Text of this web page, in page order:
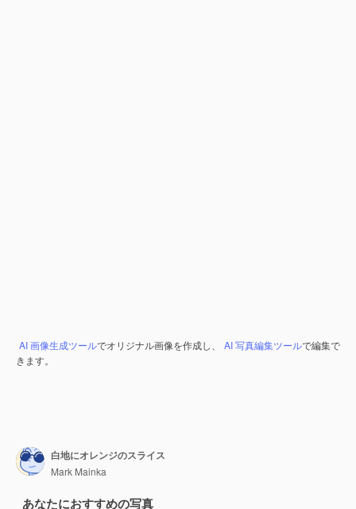
AI 画像生成ツールでオリジナル画像を作成し、 AI 写真編集ツールで編集で
きます。
白地にオレンジのスライス
Mark Mainka
あなたにおすすめの写真